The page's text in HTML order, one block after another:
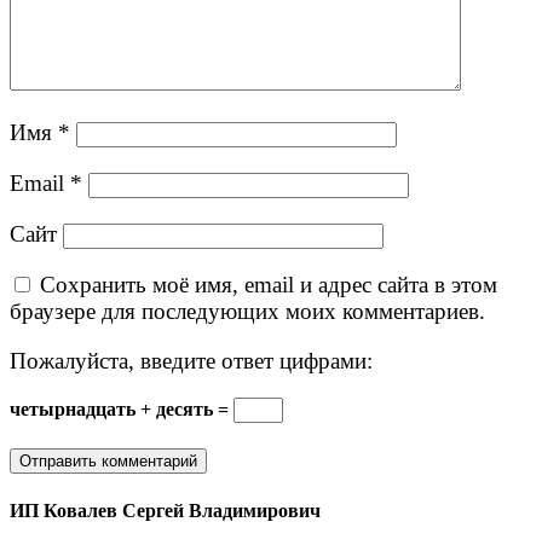
Имя *
Email *
Сайт
Сохранить моё имя, email и адрес сайта в этом
браузере для последующих моих комментариев.
Пожалуйста, введите ответ цифрами:
четырнадцать + десять =
ИП Ковалев Сергей Владимирович